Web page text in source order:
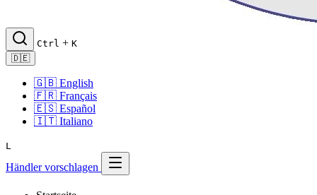
Ctrl + K
🇩🇪
🇬🇧 English
🇫🇷 Français
🇪🇸 Español
🇮🇹 Italiano
L
Händler vorschlagen